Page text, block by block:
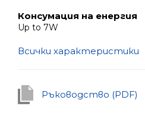
Консумация на енергия
Up to 7W
Всички характеристики
Ръководство (PDF)